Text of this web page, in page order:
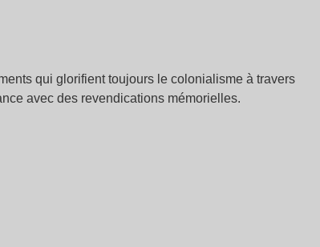
qui glorifient toujours le colonialisme à travers
avec des revendications mémorielles.